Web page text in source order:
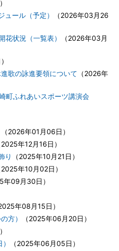
）
ール（予定）
（2026年03月26
花状況（一覧表）
（2026年03月
）
歌の詠進要領について （2026年
町ふれあいスポーツ講演会
（2026年01月06日 ）
2025年12月16日 ）
り
（2025年10月21日 ）
2025年10月02日 ）
年09月30日 ）
年08月15日 ）
方）
（2025年06月20日 ）
）
（2025年06月05日 ）